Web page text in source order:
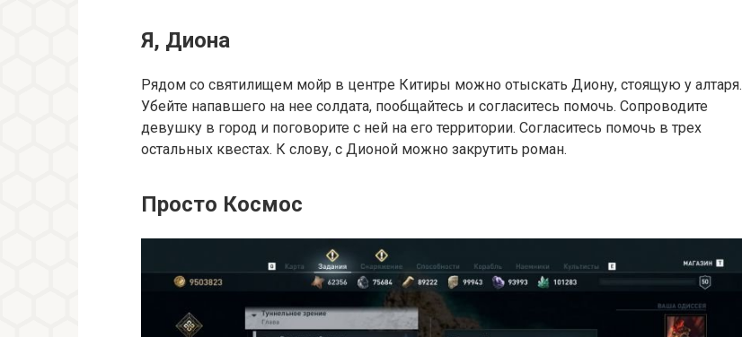
Я, Диона
Рядом со святилищем мойр в центре Китиры можно отыскать Диону, стоящую у алтаря.
Убейте напавшего на нее солдата, пообщайтесь и согласитесь помочь. Сопроводите
девушку в город и поговорите с ней на его территории. Согласитесь помочь в трех
остальных квестах. К слову, с Дионой можно закрутить роман.
Просто Космос